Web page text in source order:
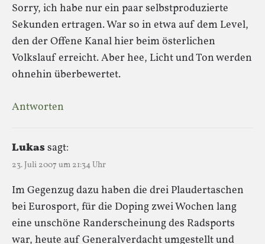
Sorry, ich habe nur ein paar selbstproduzierte
Sekunden ertragen. War so in etwa auf dem Level,
den der Offene Kanal hier beim österlichen
Volkslauf erreicht. Aber hee, Licht und Ton werden
ohnehin überbewertet.
Antworten
Lukassagt:
23. Juli 2007 um 21:34 Uhr
Im Gegenzug dazu haben die drei Plaudertaschen
bei Eurosport, für die Doping zwei Wochen lang
eine unschöne Randerscheinung des Radsports
war, heute auf Generalverdacht umgestellt und